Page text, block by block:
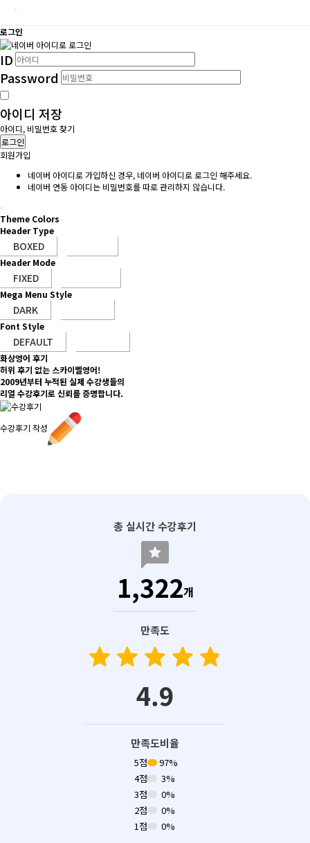
로그인
ID
Password
아이디 저장
아이디, 비밀번호 찾기
로그인
회원가입
네이버 아이디로 가입하신 경우, 네이버 아이디로 로그인 해주세요.
네이버 연동 아이디는 비밀번호를 따로 관리하지 않습니다.
Theme Colors
Header Type
Header Mode
Mega Menu Style
Font Style
화상영어 후기
허위 후기 없는 스카이벨영어!
2009년부터 누적된 실제 수강생들의
리얼 수강후기로 신뢰를 증명합니다.
수강후기 작성
총 실시간 수강후기
reviews
1,322개
만족도
star
star star
star star
star star
star star
star
4.9
만족도비율
5점
97%
4점
3%
3점
0%
2점
0%
1점
0%